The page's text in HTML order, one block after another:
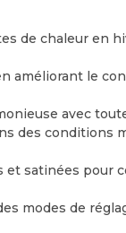
de chaleur en
améliorant le
avec
des conditions
satinées pour
modes de